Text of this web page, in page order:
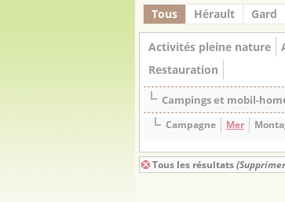
Tous
Hérault Gard
Activités pleine nature
Restauration
Campings et mobil-
Campagne Mer
Tous les résultats